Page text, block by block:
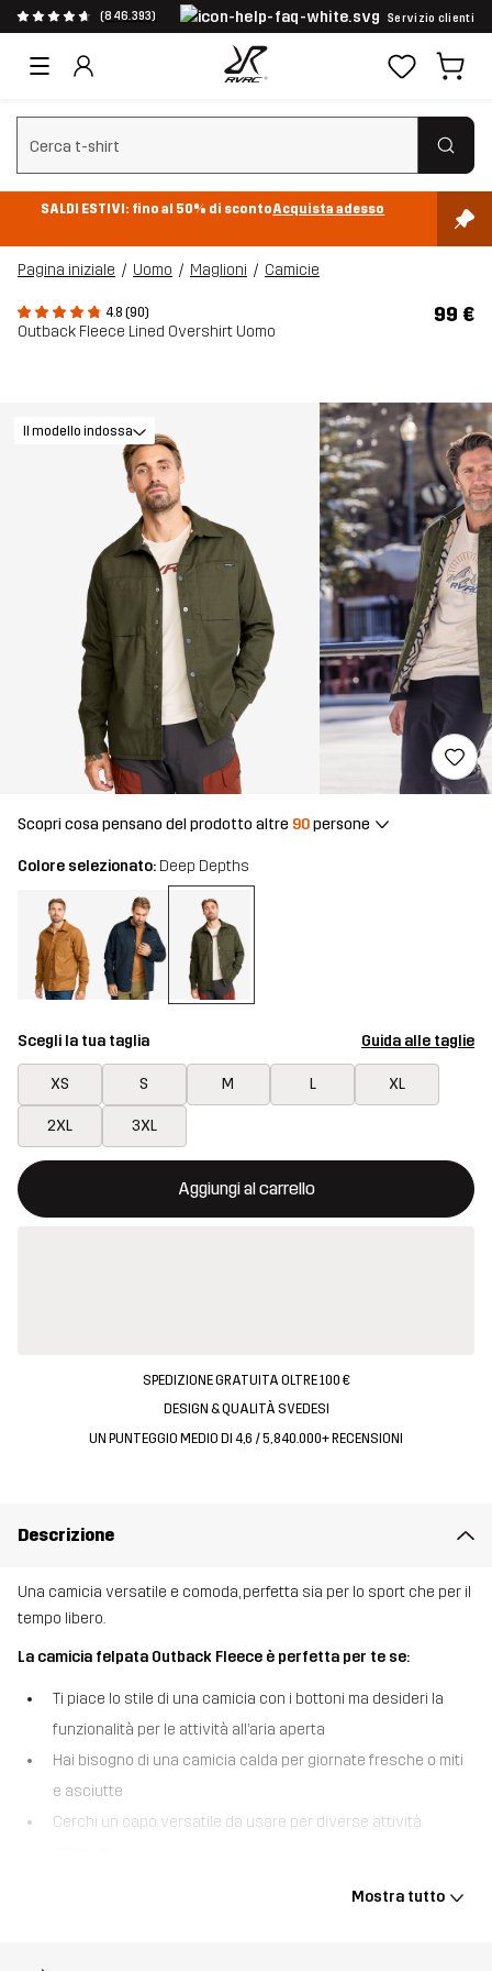
(846.393) Servizio clienti
Cancella ricerca
SALDI ESTIVI: fino al 50% di scontoAcquista adesso
Pagina iniziale Uomo Maglioni Camicie
4.8 (90)
Outback Fleece Lined Overshirt Uomo
99 €
Il modello indossa
Scopri cosa pensano del prodotto altre 90persone
Colore selezionato: Deep Depths
Scegli la tua taglia Guida alle taglie
XS S M L XL
2XL 3XL
Aggiungi al carrello
Questo tasto aprirà una finestra modale per confermare un
{{size}} non disponibile
SPEDIZIONE GRATUITA OLTRE 100 €
DESIGN & QUALITÀ SVEDESI
UN PUNTEGGIO MEDIO DI 4,6 / 5, 840.000+ RECENSIONI
Descrizione
Una camicia versatile e comoda, perfetta sia per lo sport che per il
tempo libero.
La camicia felpata Outback Fleece è perfetta per te se:
Ti piace lo stile di una camicia con i bottoni ma desideri la
funzionalità per le attività all’aria aperta
Hai bisogno di una camicia calda per giornate fresche o miti
e asciutte
Cerchi un capo versatile da usare per diverse attività
La camicia Outback Fleece Lined riesce a combinare uno stile
Mostra tutto